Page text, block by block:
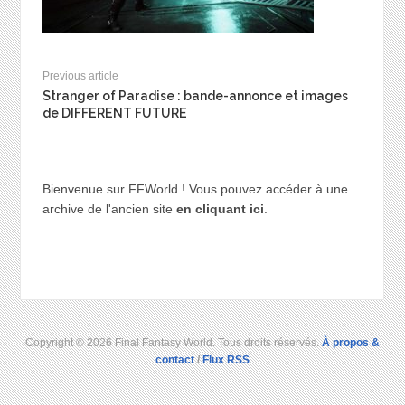
Previous article
Stranger of Paradise : bande-annonce et images
de DIFFERENT FUTURE
Bienvenue sur FFWorld ! Vous pouvez accéder à une
archive de l'ancien site en cliquant ici.
Copyright © 2026 Final Fantasy World. Tous droits réservés.À propos &
contact/Flux RSS